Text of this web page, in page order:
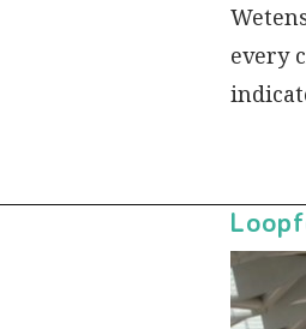
every